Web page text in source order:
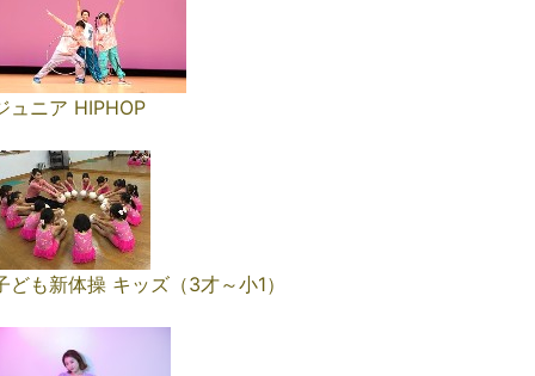
ュニア HIPHOP
ども新体操 キッズ（3才～小1）